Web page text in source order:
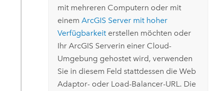
mit mehreren Computern oder mit
einem ArcGIS Servermit hoher
Verfügbarkeiterstellen möchten oder
Ihr ArcGIS Serverin einer Cloud-
Umgebung gehostet wird, verwenden
Sie in diesem Feld stattdessen die Web
Adaptor- oder Load-Balancer-URL. Die